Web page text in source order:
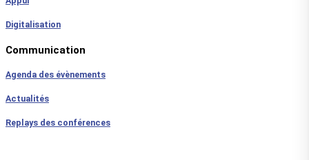
Digitalisation
Communication
Agenda des évènements
Actualités
Replays des conférences